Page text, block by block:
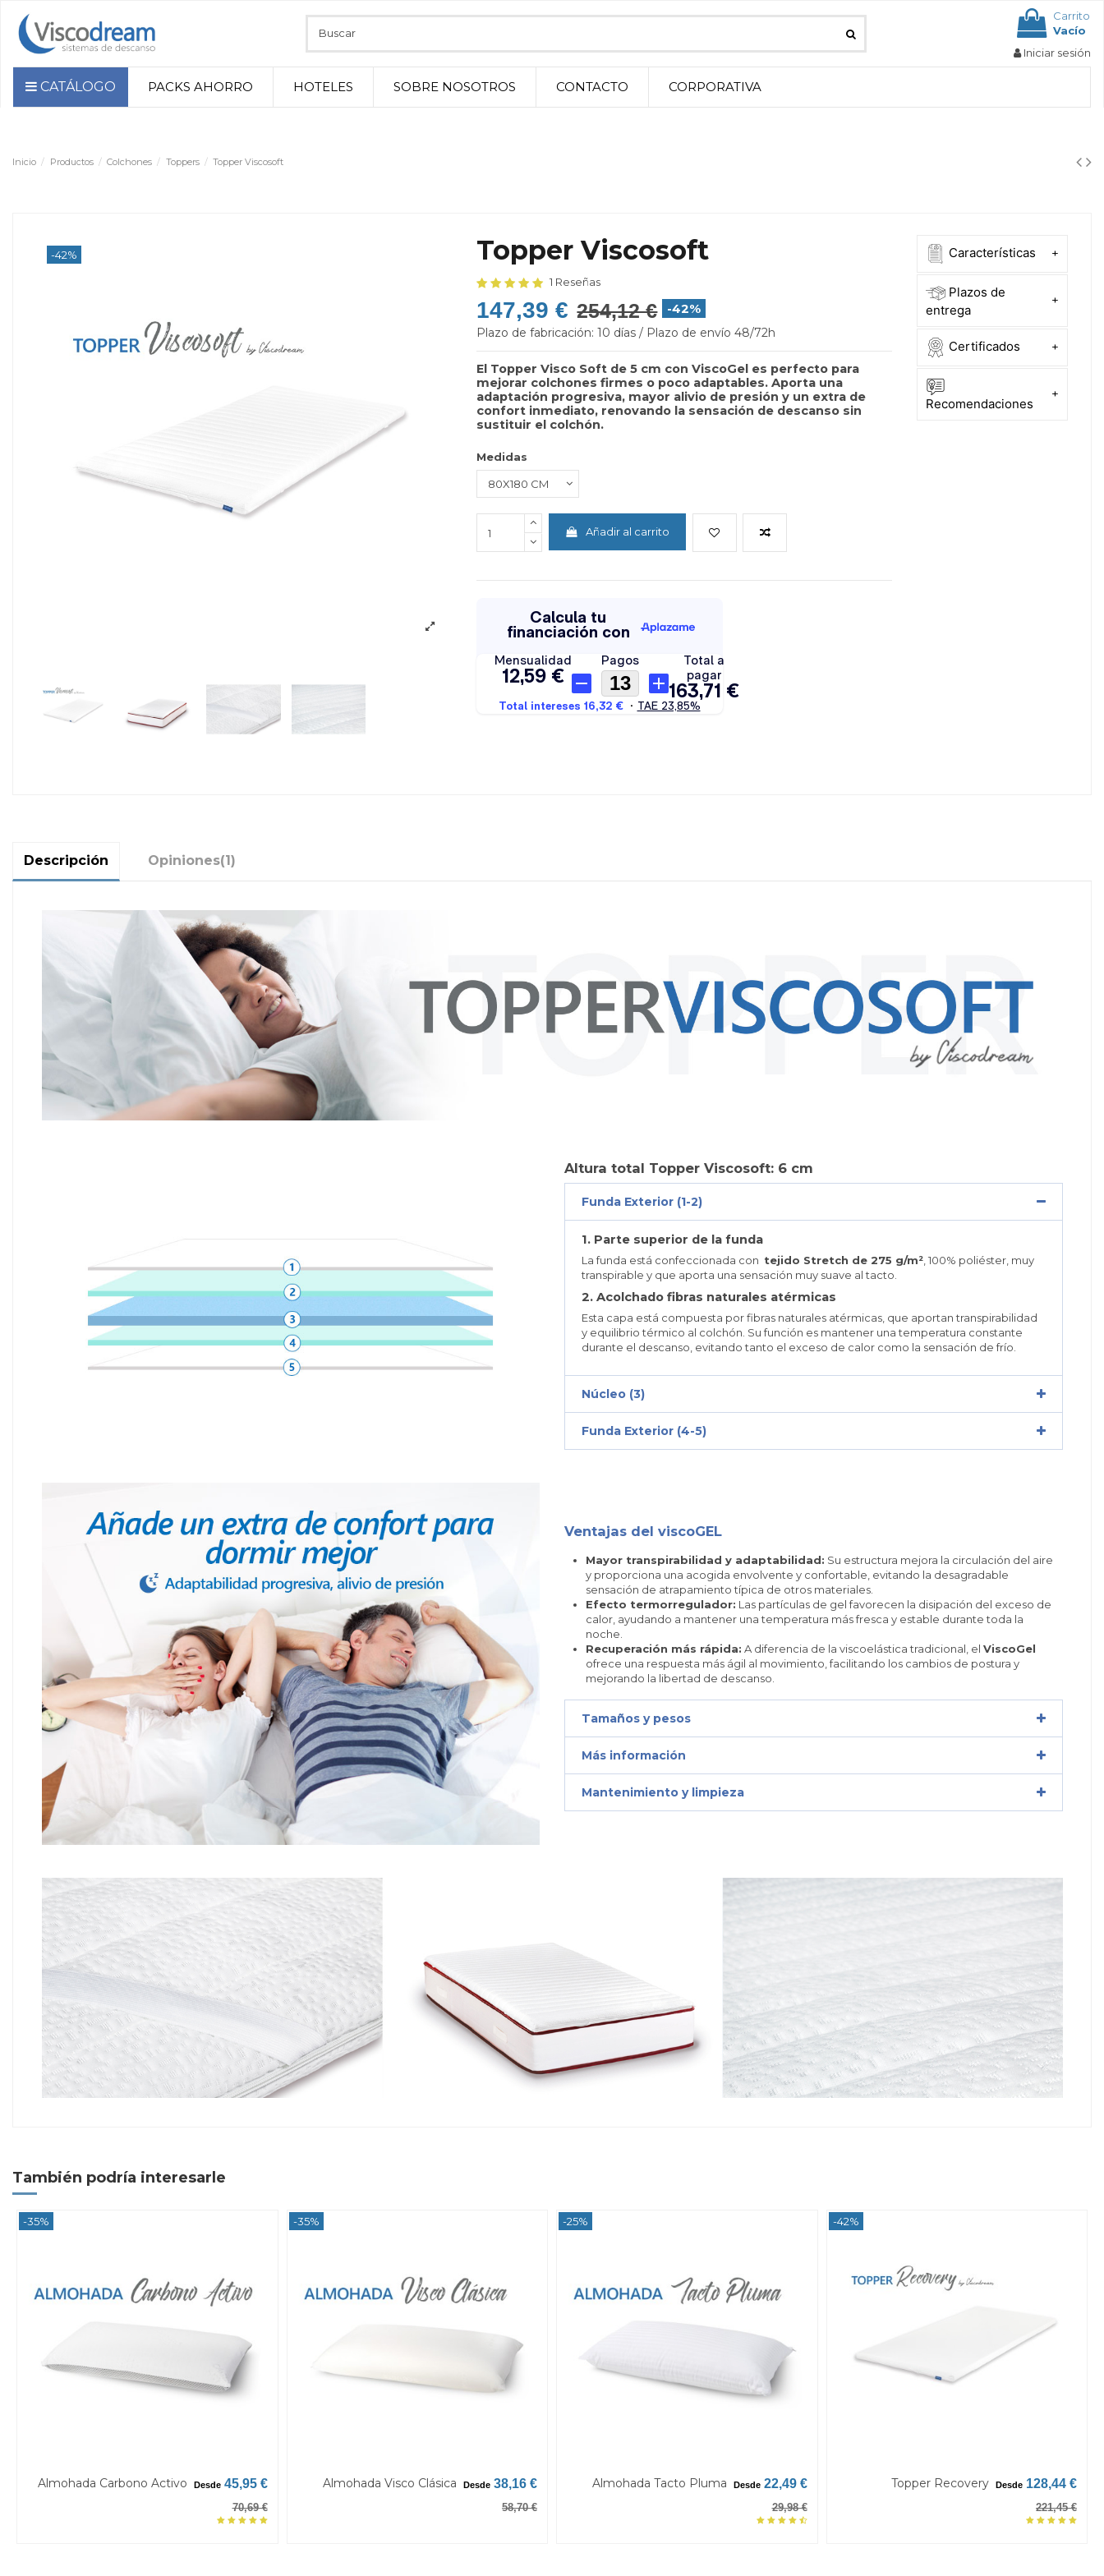
Carrito
Vacío
Iniciar sesión
CATÁLOGO PACKS AHORRO HOTELES SOBRE NOSOTROS CONTACTO CORPORATIVA
Inicio Productos Colchones Toppers Topper Viscosoft
-42% Topper Viscosoft
1 Reseñas
147,39 € 254,12 € -42%
Plazo de fabricación: 10 días / Plazo de envío 48/72h
El Topper Visco Soft de 5 cm con ViscoGeles perfecto para
mejorar colchones firmes o poco adaptables. Aporta una
adaptación progresiva, mayor alivio de presión y un extra de
confort inmediato, renovando la sensación de descanso sin
sustituir el colchón.
Medidas
Añadir al carrito
Características +
Plazos de
entrega
+
Certificados +
Recomendaciones
+
Descripción Opiniones(1)
Altura total Topper Viscosoft: 6 cm
Funda Exterior (1-2)
1. Parte superior de la funda
La funda está confeccionada con tejido Stretch de 275 g/m² , 100% poliéster, muy
transpirable y que aporta una sensación muy suave al tacto.
2. Acolchado fibras naturales atérmicas
Esta capa está compuesta por fibras naturales atérmicas, que aportan transpirabilidad
y equilibrio térmico al colchón. Su función es mantener una temperatura constante
durante el descanso, evitando tanto el exceso de calor como la sensación de frío.
Núcleo (3)
Funda Exterior (4-5)
Ventajas del viscoGEL
Mayor transpirabilidad y adaptabilidad: Su estructura mejora la circulación del aire
y proporciona una acogida envolvente y confortable, evitando la desagradable
sensación de atrapamiento típica de otros materiales.
Efecto termorregulador: Las partículas de gel favorecen la disipación del exceso de
calor, ayudando a mantener una temperatura más fresca y estable durante toda la
noche.
Recuperación más rápida: A diferencia de la viscoelástica tradicional, el ViscoGel
ofrece una respuesta más ágil al movimiento, facilitando los cambios de postura y
mejorando la libertad de descanso.
Tamaños y pesos
Más información
Mantenimiento y limpieza
También podría interesarle
-35%
Almohada Carbono Activo Desde45,95 €
70,69 €
-35%
Almohada Visco Clásica Desde 38,16 €
58,70 €
-25%
Almohada Tacto Pluma Desde22,49 €
29,98 €
-42%
Topper Recovery Desde 128,44 €
221,45 €